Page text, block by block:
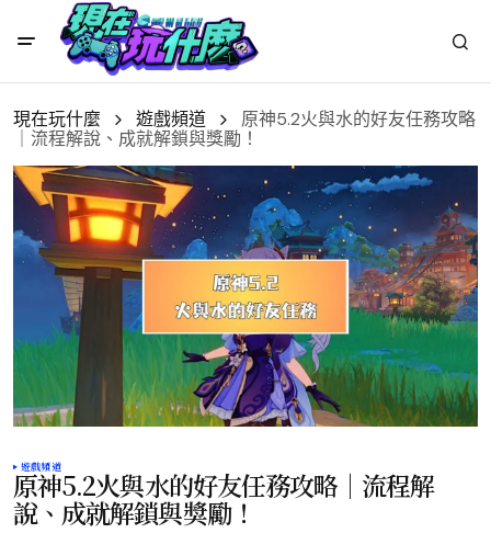
現在玩什麼 遊戲頻道
原神5.2火與水的好友任務攻略
｜流程解說、成就解鎖與獎勵！
遊戲頻道
原神5.2火與水的好友任務攻略｜流程解
說、成就解鎖與獎勵！